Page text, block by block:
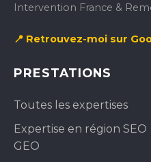
Intervention France &
📍 Retrouvez-moi sur
PRESTATIONS
Toutes les expertises
Expertise en région SEO
GEO